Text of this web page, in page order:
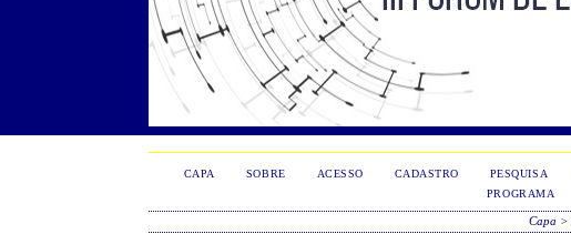
CAPA SOBRE ACESSO CADASTRO PESQUISA
PROGRAMA
Capa >